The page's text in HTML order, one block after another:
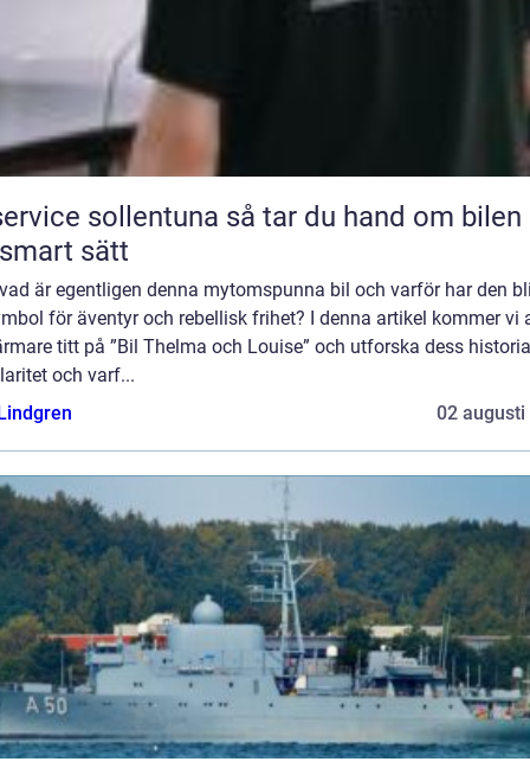
sollentuna så tar du hand om bilen på
sätt
är egentligen denna mytomspunna bil och varför har den
för äventyr och rebellisk frihet? I denna artikel kommer vi
titt på ”Bil Thelma och Louise” och utforska dess
och varf...
02 augusti